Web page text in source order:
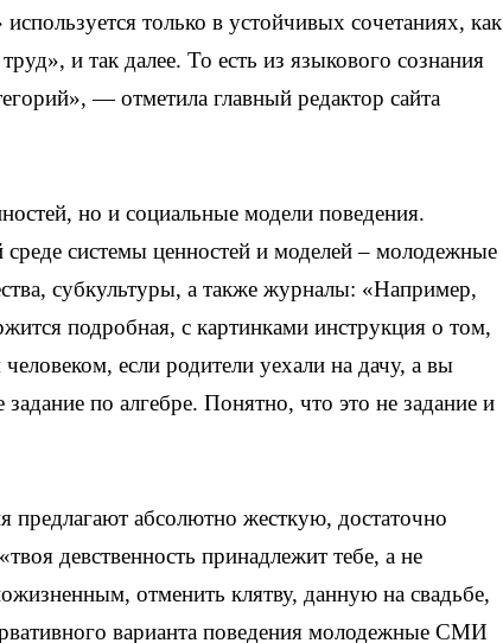
только в устойчивых сочетаниях, как
и так далее. То есть из языкового сознания
— отметила главный редактор сайта
но и социальные модели поведения.
системы ценностей и моделей – молодежные
субкультуры, а также журналы: «Например,
подробная, с картинками инструкция о том,
если родители уехали на дачу, а вы
по алгебре. Понятно, что это не задание и
абсолютно жесткую, достаточно
девственность принадлежит тебе, а не
отменить клятву, данную на свадьбе,
варианта поведения молодежные СМИ